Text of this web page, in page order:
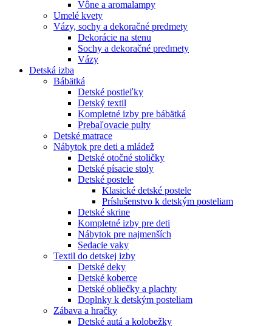
Vône a aromalampy
Umelé kvety
Vázy, sochy a dekoračné predmety
Dekorácie na stenu
Sochy a dekoračné predmety
Vázy
Detská izba
Bábätká
Detské postieľky
Detský textil
Kompletné izby pre bábätká
Prebaľovacie pulty
Detské matrace
Nábytok pre deti a mládež
Detské otočné stoličky
Detské písacie stoly
Detské postele
Klasické detské postele
Príslušenstvo k detským posteliam
Detské skrine
Kompletné izby pre deti
Nábytok pre najmenších
Sedacie vaky
Textil do detskej izby
Detské deky
Detské koberce
Detské obliečky a plachty
Doplnky k detským posteliam
Zábava a hračky
Detské autá a kolobežky